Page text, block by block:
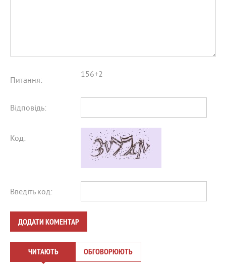
Питання:
156+2
Відповідь:
Код:
Введіть код:
ДОДАТИ КОМЕНТАР
ЧИТАЮТЬ ОБГОВОРЮЮТЬ